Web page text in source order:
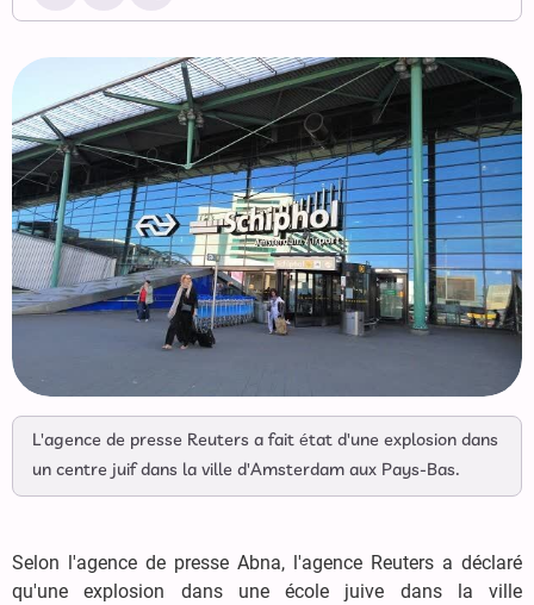
L'agence de presse Reuters a fait état d'une explosion dans
un centre juif dans la ville d'Amsterdam aux Pays-Bas.
Selon l'agence de presse Abna, l'agence Reuters a déclaré
qu'une explosion dans une école juive dans la ville